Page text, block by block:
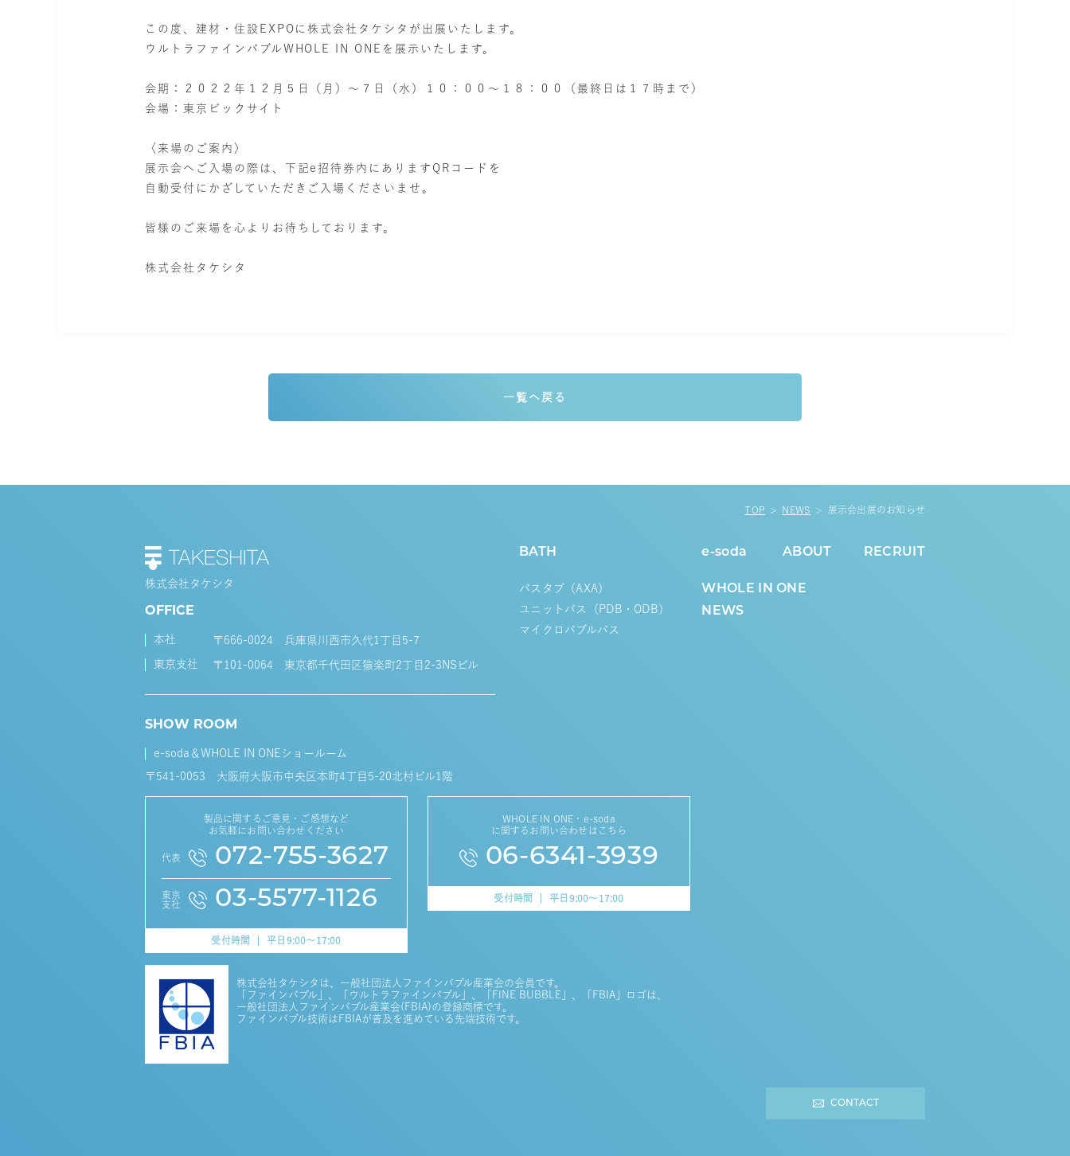
この度、建材・住設EXPOに株式会社タケシタが出展いたします。
ウルトラファインバブルWHOLE IN ONE を展示いたします。
会期：２０２２年１２月５日（月）～７日（水）１０：００～１８：００（最終日は１７時まで）
会場：東京ビックサイト
〈来場のご案内〉
展示会へご入場の際は、下記e招待券内にありますQRコードを
自動受付にかざしていただきご入場くださいませ。
皆様のご来場を心よりお待ちしております。
株式会社タケシタ
一覧へ戻る
TOP NEWS 展示会出展のお知らせ
株式会社タケシタ
OFFICE
本社 〒666-0024 兵庫県川西市久代1丁目5-7
東京支社 〒101-0064 東京都千代田区猿楽町2丁目2-3NSビル
SHOW ROOM
e-soda＆WHOLE IN ONEショールーム
〒541-0053 大阪府大阪市中央区本町4丁目5-20北村ビル1階
製品に関するご意見・ご感想など
お気軽にお問い合わせください
代表 072-755-3627
東京
支社
03-5577-1126
受付時間 平日9:00～17:00
WHOLE IN ONE・e-soda
に関するお問い合わせはこちら
06-6341-3939
受付時間 平日9:00～17:00
株式会社タケシタは、一般社団法人ファインバブル産業会の会員です。
「ファインバブル」、「ウルトラファインバブル」、「FINE BUBBLE」、「FBIA」ロゴは、
一般社団法人ファインバブル産業会(FBIA)の登録商標です。
ファインバブル技術はFBIAが普及を進めている先端技術です。
BATH
バスタブ（AXA ）
ユニットバス（PDB・ODB）
マイクロバブルバス
e-soda
WHOLE IN ONE
NEWS
ABOUT RECRUIT
CONTACT